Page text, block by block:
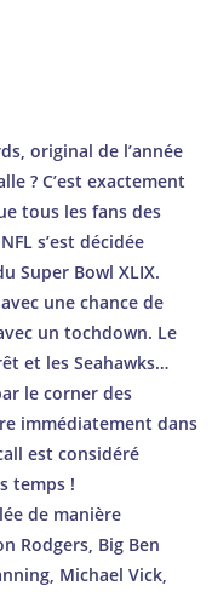
original de l’année
? C’est exactement
tous les fans des
s’est décidée
Super Bowl XLIX.
une chance de
un tochdown. Le
et les Seahawks…
le corner des
immédiatement dans
est considéré
temps !
de manière
Rodgers, Big Ben
Michael Vick,